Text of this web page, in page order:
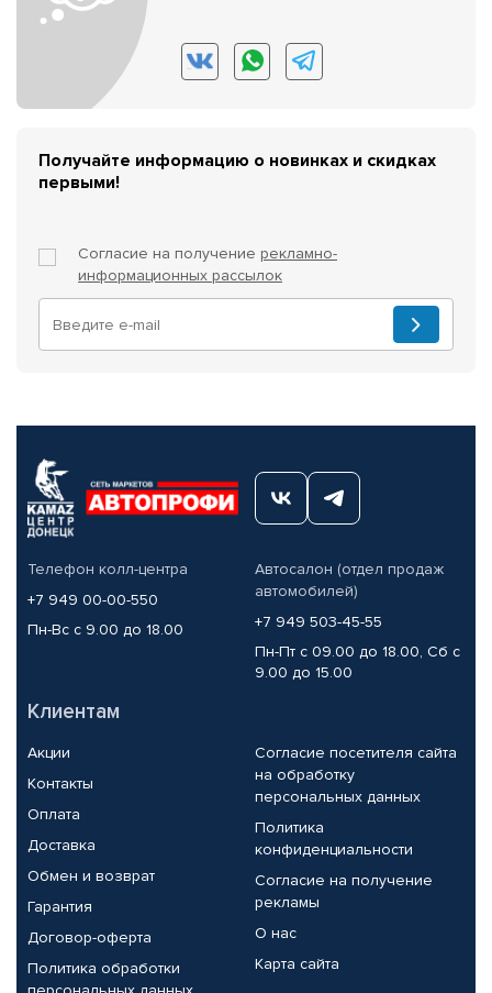
Получайте информацию о новинках и скидках
первыми!
Согласие на получение рекламно-
информационных рассылок
Телефон колл-центра
+7 949 00-00-550
Пн-Вс с 9.00 до 18.00
Автосалон (отдел продаж
автомобилей)
+7 949 503-45-55
Пн-Пт с 09.00 до 18.00, Сб с
9.00 до 15.00
Клиентам
Акции
Контакты
Оплата
Доставка
Обмен и возврат
Гарантия
Договор-оферта
Политика обработки
Согласие посетителя сайта
на обработку
персональных данных
Политика
конфиденциальности
Согласие на получение
рекламы
О нас
Карта сайта